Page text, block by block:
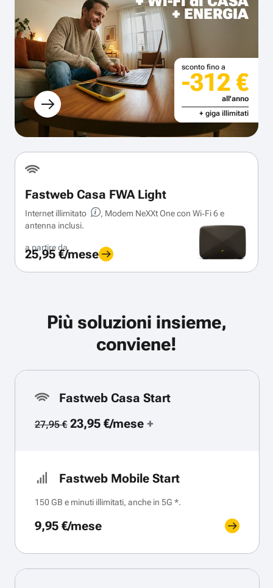
+ ENERGIA
sconto fino a
-312 €
all'anno
+ giga illimitati
Fastweb Casa FWA Light
Internet illimitato
, Modem NeXXt One con Wi‑Fi 6 e
antenna inclusi.
a partire da
25,95 €/mese
Più soluzioni insieme,
conviene!
Fastweb Casa Start
27,95 €23,95 €/mese+
Fastweb Mobile Start
150 GB e minuti illimitati, anche in 5G *.
9,95 €/mese